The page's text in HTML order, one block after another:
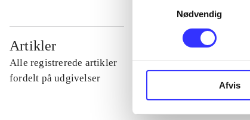
Nødvendig
Afvis
Artikler
Alle registrerede artikler
fordelt på udgivelser
...
...